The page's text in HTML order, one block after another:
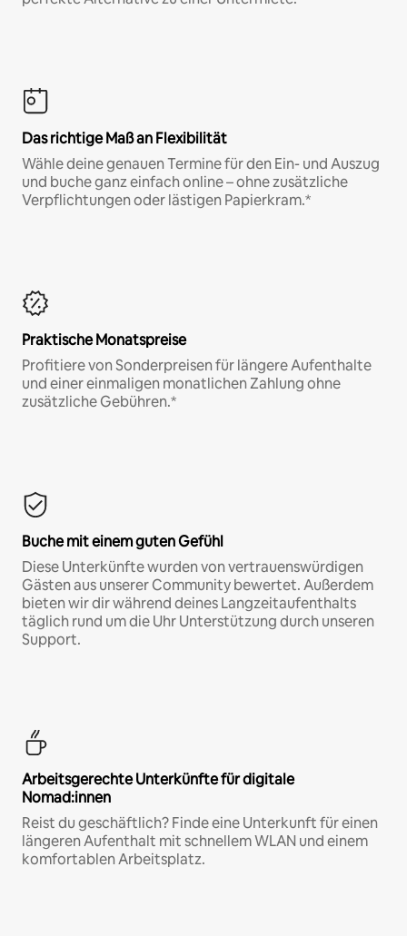
Das richtige Maß an Flexibilität
Wähle deine genauen Termine für den Ein- und Auszug
und buche ganz einfach online – ohne zusätzliche
Verpflichtungen oder lästigen Papierkram.*
Praktische Monatspreise
Profitiere von Sonderpreisen für längere Aufenthalte
und einer einmaligen monatlichen Zahlung ohne
zusätzliche Gebühren.*
Buche mit einem guten Gefühl
Diese Unterkünfte wurden von vertrauenswürdigen
Gästen aus unserer Community bewertet. Außerdem
bieten wir dir während deines Langzeitaufenthalts
täglich rund um die Uhr Unterstützung durch unseren
Support.
Arbeitsgerechte Unterkünfte für digitale
Nomad:innen
Reist du geschäftlich? Finde eine Unterkunft für einen
längeren Aufenthalt mit schnellem WLAN und einem
komfortablen Arbeitsplatz.